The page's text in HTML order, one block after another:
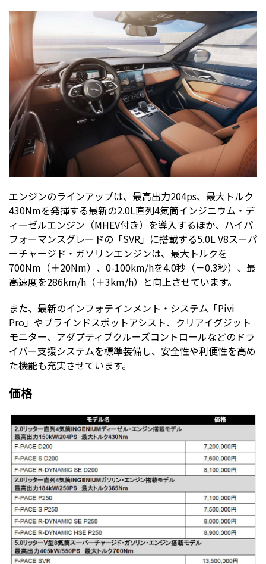
エンジンのラインアップは、最高出力204ps、最大トルク
430Nmを発揮する最新の2.0L直列4気筒インジニウム・デ
ィーゼルエンジン（MHEV付き）を導入するほか、ハイパ
フォーマンスグレードの「SVR」に搭載する5.0L V8スーパ
ーチャージド・ガソリンエンジンは、最大トルクを
700Nm（＋20Nm）、0-100km/hを4.0秒（－0.3秒）、最
高速度を286km/h（＋3km/h）と向上させています。
また、最新のインフォテインメント・システム「Pivi
Pro」やブラインドスポットアシスト、クリアイグジット
モニター、アダプティブクルーズコントロールなどのドラ
イバー支援システムを標準装備し、安全性や利便性を高め
た機能も充実させています。
価格